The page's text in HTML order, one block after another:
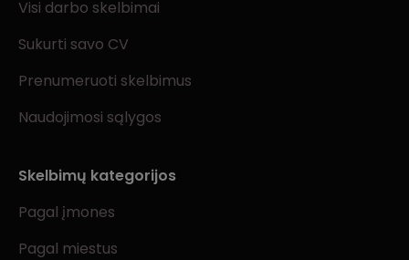
Visi darbo skelbimai
Sukurti savo CV
Prenumeruoti skelbimus
Naudojimosi sąlygos
Skelbimų kategorijos
Pagal įmones
Pagal miestus